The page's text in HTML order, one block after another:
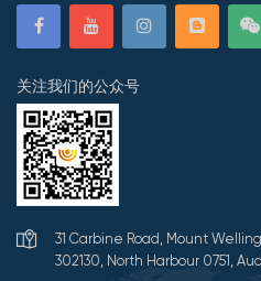
关注我们的公众号
31 Carbine Road, Mount
302130, North Harbour 0751,